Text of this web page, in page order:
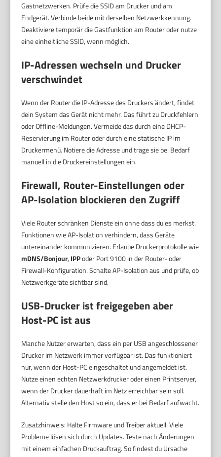
Gastnetzwerken. Prüfe die SSID am Drucker und am
Endgerät. Verbinde beide mit derselben Netzwerkkennung.
Deaktiviere temporär die Gastfunktion am Router oder nutze
eine einheitliche SSID, wenn möglich.
IP-Adressen wechseln und Drucker
verschwindet
Wenn der Router die IP-Adresse des Druckers ändert, findet
dein System das Gerät nicht mehr. Das führt zu Druckfehlern
oder Offline-Meldungen. Vermeide das durch eine DHCP-
Reservierung im Router oder durch eine statische IP im
Druckermenü. Notiere die Adresse und trage sie bei Bedarf
manuell in die Druckereinstellungen ein.
Firewall, Router-Einstellungen oder
AP-Isolation blockieren den Zugriff
Viele Router schränken Dienste ein ohne dass du es merkst.
Funktionen wie AP-Isolation verhindern, dass Geräte
untereinander kommunizieren. Erlaube Druckerprotokolle wie
mDNS/Bonjour, IPPoder Port 9100 in der Router- oder
Firewall-Konfiguration. Schalte AP-Isolation aus und prüfe, ob
Netzwerkgeräte sichtbar sind.
USB-Drucker ist freigegeben aber
Host-PC ist aus
Manche Nutzer erwarten, dass ein per USB angeschlossener
Drucker im Netzwerk immer verfügbar ist. Das funktioniert
nur, wenn der Host-PC eingeschaltet und angemeldet ist.
Nutze einen echten Netzwerkdrucker oder einen Printserver,
wenn der Drucker dauerhaft im Netz erreichbar sein soll.
Alternativ stelle den Host so ein, dass er bei Bedarf aufwacht.
Zusatzhinweis: Halte Firmware und Treiber aktuell. Viele
Probleme lösen sich durch Updates. Teste nach Änderungen
mit einem einfachen Druckauftrag. So findest du Ursache